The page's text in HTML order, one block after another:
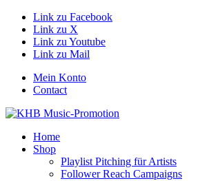
Link zu Facebook
Link zu X
Link zu Youtube
Link zu Mail
Mein Konto
Contact
Home
Shop
Playlist Pitching für Artists
Follower Reach Campaigns